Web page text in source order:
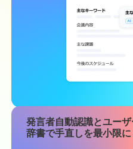
発言者自動認識とユー
辞書で手直しを最小限に